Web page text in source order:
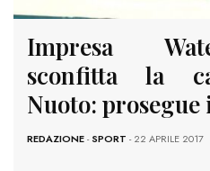
Impresa
sconfitta la
Nuoto:
REDAZIONE-SPORT - 22 APRILE 2017